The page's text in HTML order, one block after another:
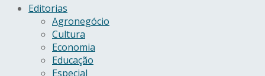
Editorias
Agronegócio
Cultura
Economia
Educação
Especial